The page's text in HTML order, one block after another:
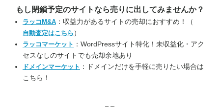
もし閉鎖予定のサイトなら売りに出してみませんか？
ラッコM&A ：収益力があるサイトの売却におすすめ！（
自動査定はこちら ）
ラッコマーケット ：WordPressサイト特化！未収益化・アク
セスなしのサイトでも売却余地あり
ドメインマーケット ：ドメインだけを手軽に売りたい場合は
こちら！